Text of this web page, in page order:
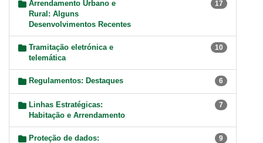
Arrendamento Urbano e
Rural: Alguns
Desenvolvimentos Recentes
17
Tramitação eletrónica e
telemática
10
Regulamentos: Destaques 6
Linhas Estratégicas:
Habitação e Arrendamento
7
Proteção de dados:
9